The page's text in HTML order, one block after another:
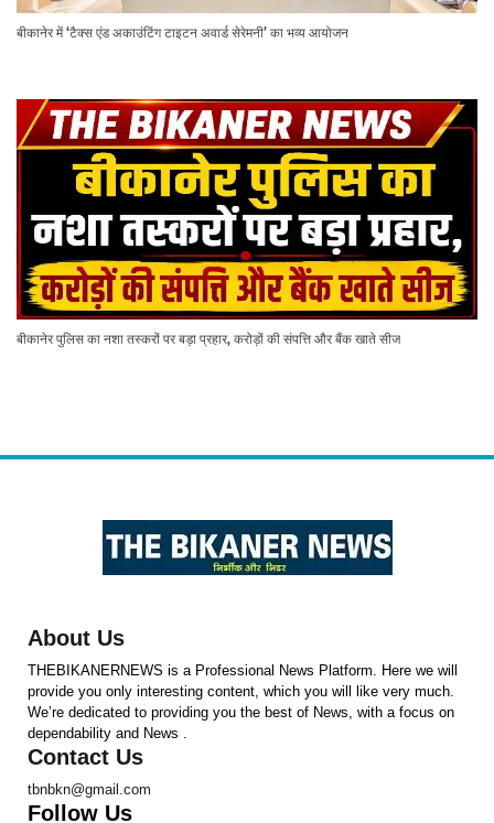
बीकानेर में ‘टैक्स एंड अकाउंटिंग टाइटन अवार्ड सेरेमनी’ का भव्य आयोजन
बीकानेर पुलिस का नशा तस्करों पर बड़ा प्रहार, करोड़ों की संपत्ति और बैंक खाते सीज
About Us
THEBIKANERNEWS is a Professional News Platform. Here we will
provide you only interesting content, which you will like very much.
We’re dedicated to providing you the best of News, with a focus on
dependability and News .
Contact Us
tbnbkn@gmail.com
Follow Us